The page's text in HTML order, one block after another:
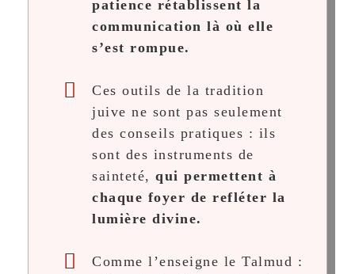
patience rétablissent la
communication là où elle
s’est rompue.
Ces outils de la tradition
juive ne sont pas seulement
des conseils pratiques : ils
sont des instruments de
sainteté, qui permettent à
chaque foyer de refléter la
lumière divine.
Comme l’enseigne le Talmud :